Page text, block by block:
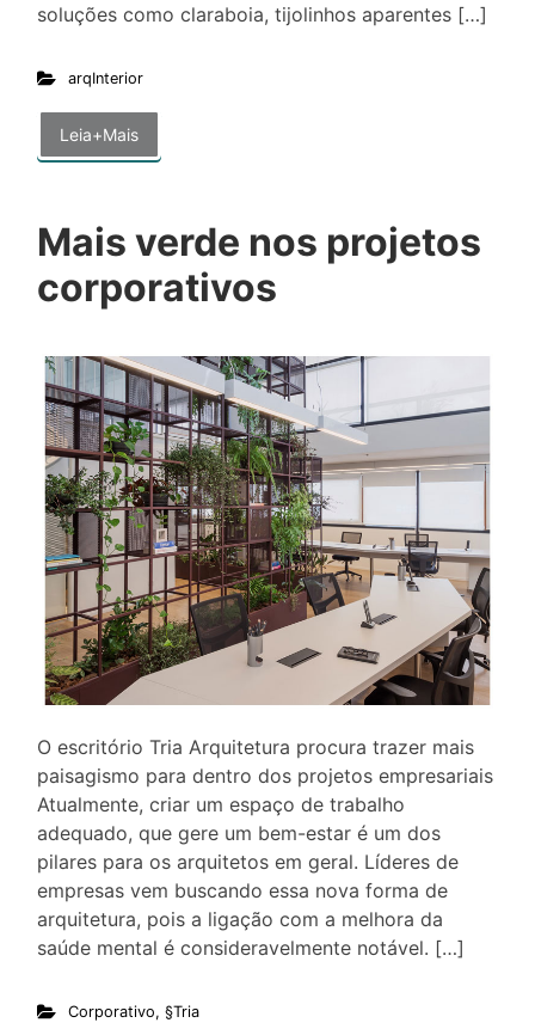
soluções como claraboia, tijolinhos aparentes […]
arqInterior
Leia+Mais
Mais verde nos projetos
corporativos
O escritório Tria Arquitetura procura trazer mais
paisagismo para dentro dos projetos empresariais
Atualmente, criar um espaço de trabalho
adequado, que gere um bem-estar é um dos
pilares para os arquitetos em geral. Líderes de
empresas vem buscando essa nova forma de
arquitetura, pois a ligação com a melhora da
saúde mental é consideravelmente notável. […]
Corporativo, §Tria